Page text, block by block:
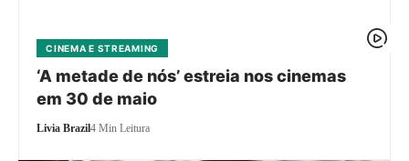
CINEMA E STREAMING
‘A metade de nós’ estreia nos cinemas
em 30 de maio
Livia Brazil4 Min Leitura